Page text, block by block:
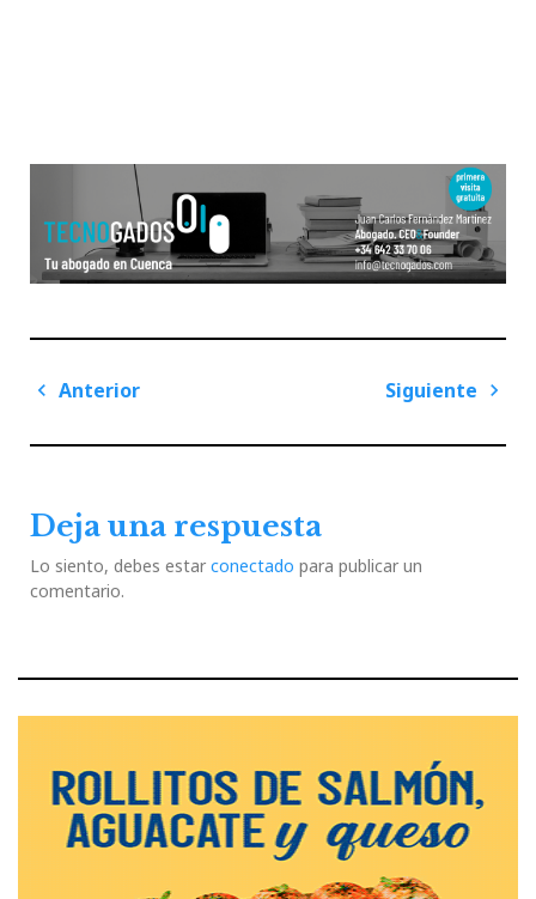
Navegación
entradas
Anterior
Siguiente
Deja una respuesta
Lo siento, debes estar conectado para publicar un
comentario.